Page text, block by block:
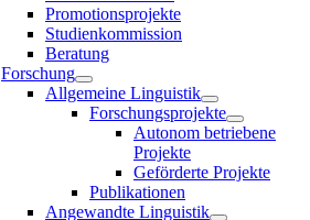
Promotionsprojekte
Studienkommission
Beratung
Forschung
Allgemeine Linguistik
Forschungsprojekte
Autonom betriebene
Projekte
Geförderte Projekte
Publikationen
Angewandte Linguistik